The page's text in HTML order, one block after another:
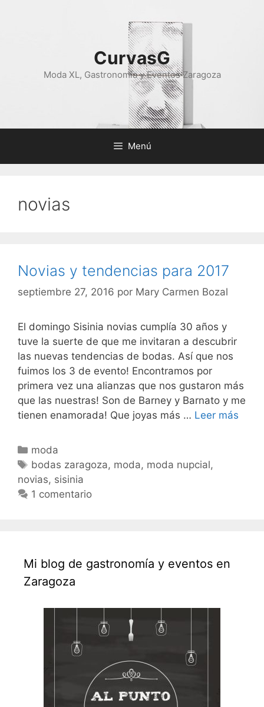
CurvasG
Moda XL, Gastronomía y Eventos Zaragoza
Menú
novias
Novias y tendencias para 2017
septiembre 27, 2016 por Mary Carmen Bozal
El domingo Sisinia novias cumplía 30 años y
tuve la suerte de que me invitaran a descubrir
las nuevas tendencias de bodas. Así que nos
fuimos los 3 de evento! Encontramos por
primera vez una alianzas que nos gustaron más
que las nuestras! Son de Barney y Barnato y me
tienen enamorada! Que joyas más … Leer más
Categorías
moda
Etiquetas
bodas zaragoza, moda, moda nupcial,
novias, sisinia
1 comentario
Mi blog de gastronomía y eventos en
Zaragoza